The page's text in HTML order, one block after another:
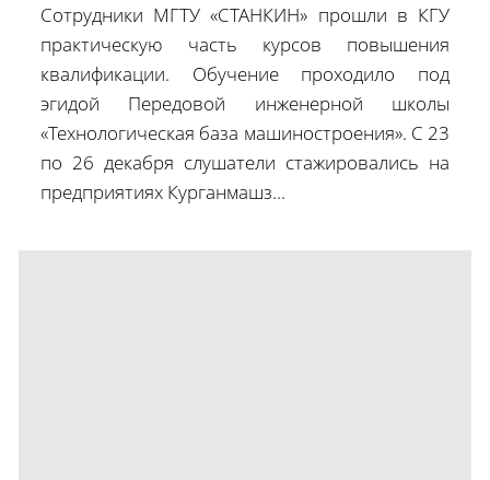
Сотрудники МГТУ «СТАНКИН» прошли в КГУ
практическую часть курсов повышения
квалификации. Обучение проходило под
эгидой Передовой инженерной школы
«Технологическая база машиностроения». С 23
по 26 декабря слушатели стажировались на
предприятиях Курганмашз...